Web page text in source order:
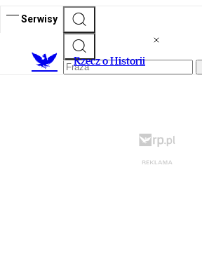
Serwisy
Rzecz o Historii